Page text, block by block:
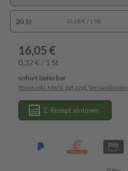
20 St (0,68 € / 1 St)
16,05 €
0,32 € / 1 St
sofort lieferbar
Preise inkl. MwSt. ggf. zzgl. Versandkosten
E-Rezept einlösen